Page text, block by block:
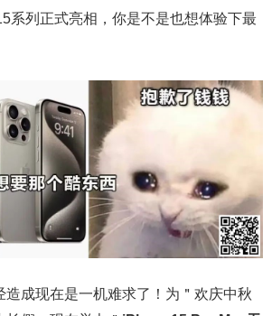
系列正式亮相，你是不是也想体验下最
造成现在是一机难求了！为＂欢庆中秋